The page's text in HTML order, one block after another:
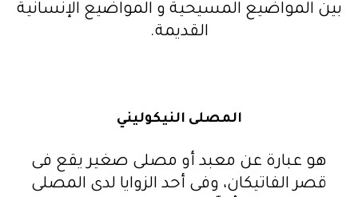
بين المواضيع المسيحية و المواضيع الإنسانية
القديمة.
المصلى النيكوليني
هو عبارة عن معبد أو مصلى صغير يقع فى
قصر الفاتيكان، وفى أحد الزوايا لدى المصلى